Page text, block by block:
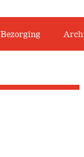
Bezorging